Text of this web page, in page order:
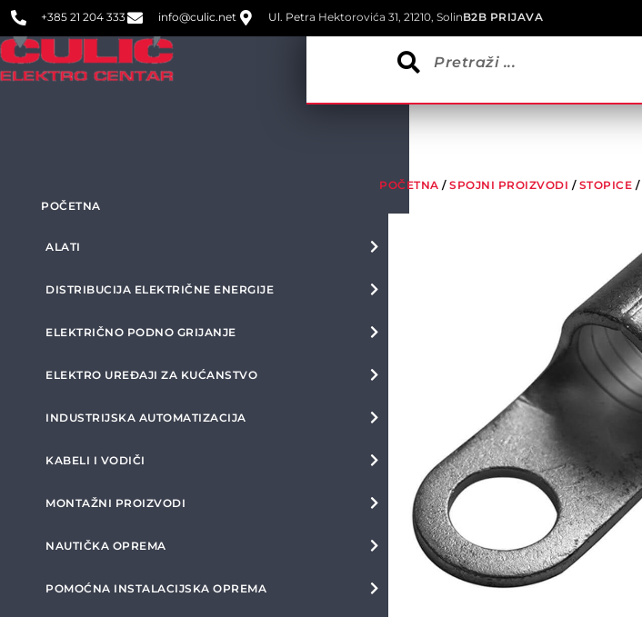
+385 21 204 333 info@culic.net Ul. Petra Hektorovića 31, 21210, SolinB2B PRIJAVA
POČETNA
ALATI
DISTRIBUCIJA ELEKTRIČNE ENERGIJE
ELEKTRIČNO PODNO GRIJANJE
ELEKTRO UREĐAJI ZA KUĆANSTVO
INDUSTRIJSKA AUTOMATIZACIJA
KABELI I VODIČI
MONTAŽNI PROIZVODI
NAUTIČKA OPREMA
POMOĆNA INSTALACIJSKA OPREMA
POČETNA /SPOJNI PROIZVODI / STOPICE /